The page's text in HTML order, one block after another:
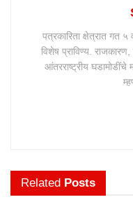
पत्रकारिता क्षेत्रात गत
विशेष प्राविण्य.
आंतरराष्ट्रीय
Related Posts